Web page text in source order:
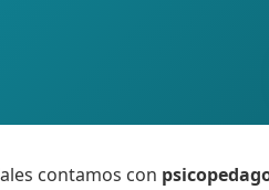
contamos con